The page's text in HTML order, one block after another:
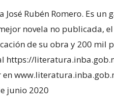
José Rubén Romero. Es
novela no publicada,
de su obra y 200 mil
https://
en
junio 2020